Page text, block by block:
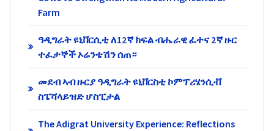
Farm
ዓዲግራት ዩኒቨርሲቲ ለ12ኛ ክፍል ብሔራዊ ፈተና 2ኛ ዙር
ተፈታኞች ኦሬንቴሽን ሰጠ።
መደብ ኣብ ዙርያ ዓዲግራት ዩኒቨርስቲ ኮምፕሪሄንሲቭ
ስፔሻላይዝድ ሆስፒታል
The Adigrat University Experience: Reflections